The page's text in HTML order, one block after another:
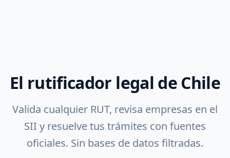
El rutificador legal de Chile
Valida cualquier RUT, revisa empresas en el
SII y resuelve tus trámites con fuentes
oficiales. Sin bases de datos filtradas.